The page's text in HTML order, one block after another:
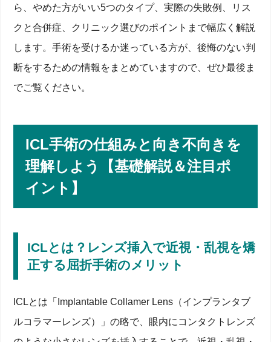
ら、やめた方がいい5つのタイプ、実際の失敗例、リス
クと合併症、クリニック選びのポイントまで幅広く解説
します。手術を受けるか迷っている方が、後悔のない判
断をするための情報をまとめていますので、ぜひ最後ま
でご覧ください。
ICL手術の仕組みと向き不向きを
理解しよう【基礎解説＆注目ポ
イント】
ICLとは？レンズ挿入で近視・乱視を矯
正する屈折手術のメリット
ICLとは「Implantable Collamer Lens（インプランタブ
ルコラマーレンズ）」の略で、眼内にコンタクトレンズ